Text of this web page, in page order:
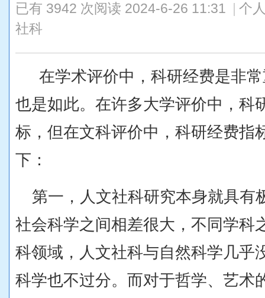
已有 3942 次阅读 2024-6-26 11:31
个
社科
在学术评价中，科研经费是非
也是如此。在许多大学评价中，科
标，但在文科评价中，科研经费指
下：
第一，人文社科研究本身就具有
社会科学之间相差很大，不同学科
科领域，人文社科与自然科学几乎
科学也不过分。而对于哲学、艺术